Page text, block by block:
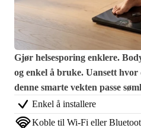
Gjør helsesporing enklere.
og enkel å bruke. Uansett
denne smarte vekten passe
Enkel å installere
Koble til Wi-Fi eller